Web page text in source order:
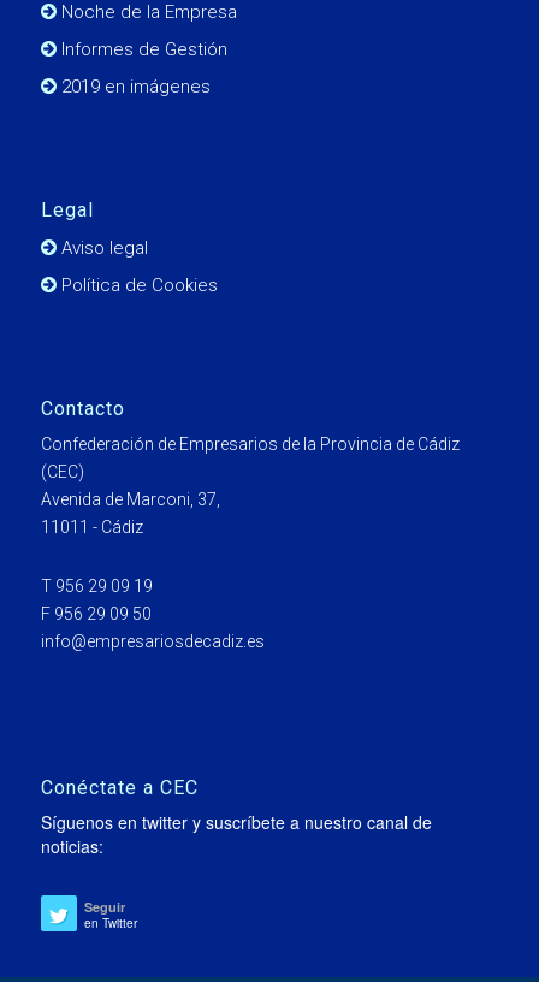
Noche de la Empresa
Informes de Gestión
2019 en imágenes
Legal
Aviso legal
Política de Cookies
Contacto
Confederación de Empresarios de la Provincia de Cádiz
(CEC)
Avenida de Marconi, 37,
11011 - Cádiz
T 956 29 09 19
F 956 29 09 50
info@empresariosdecadiz.es
Conéctate a CEC
Síguenos en twitter y suscríbete a nuestro canal de
noticias:
Seguir
en Twitter